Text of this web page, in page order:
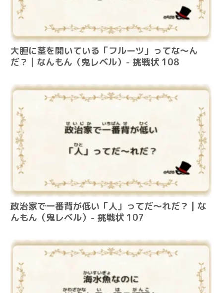
大胆に茎を開いている「フルーツ」ってな～ん
だ？ | なんもん（鬼レベル）- 挑戦状 108
政治家で一番背が低い「人」ってだ～れだ？ | な
んもん（鬼レベル）- 挑戦状 107